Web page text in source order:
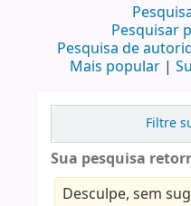
Pesquisar
Pesquisa de
Mais popular
Filtre
Sua pesquisa
Desculpe, sem